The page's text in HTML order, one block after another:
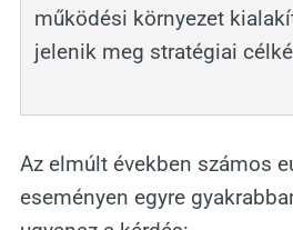
működési környezet
jelenik meg stratégiai
Az elmúlt években számos
eseményen egyre